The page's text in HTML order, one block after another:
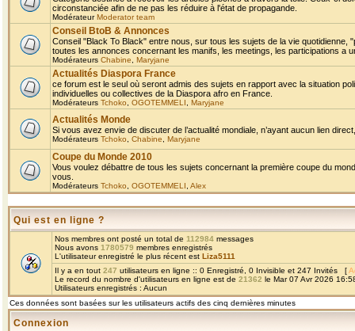
circonstanciée afin de ne pas les réduire à l'état de propagande.
ModérateurModerator team
Conseil BtoB & Annonces
Conseil "Black To Black" entre nous, sur tous les sujets de la vie
toutes les annonces concernant les manifs, les meetings, les participations a
Modérateurs Chabine Maryjane
Actualités Diaspora France
ce forum est le seul où seront admis des sujets en rapport avec la situation
individuelles ou collectives de la Diaspora afro en France.
Modérateurs Tchoko OGOTEMMELI Maryjane
Actualités Monde
Si vous avez envie de discuter de l’actualité mondiale, n’ayant aucun lien
Modérateurs Tchoko Chabine Maryjane
Coupe du Monde 2010
Vous voulez débattre de tous les sujets concernant la première coupe du
vous.
Modérateurs Tchoko OGOTEMMELI Alex
Qui est en ligne ?
Nos membres ont posté un total de 112984 messages
Nous avons 1780579 membres enregistrés
L'utilisateur enregistré le plus récent est Liza5111
Il y a en tout 247 utilisateurs en ligne :: 0 Enregistré, 0 Invisible et 247 Invités [
Le record du nombre d'utilisateurs en ligne est de 21362 le Mar 07 Avr 2026
Utilisateurs enregistrés : Aucun
Ces données sont basées sur les utilisateurs actifs des cinq dernières minutes
Connexion